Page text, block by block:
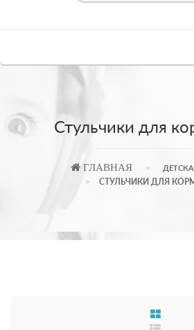
Стульчики для
ГЛАВНАЯ
СТУЛЬЧИКИ ДЛЯ